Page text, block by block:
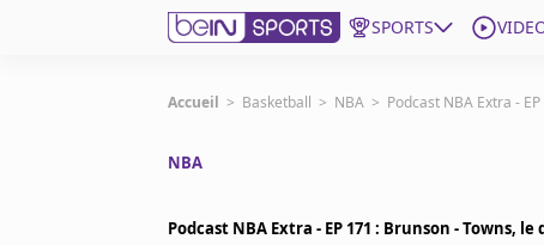
SPORTS
beIN SPORTS CONNECT
Accueil > Basketball > NBA > Podcast NBA Extra -
NBA
Podcast NBA Extra - EP 171 : Brunson - Towns,